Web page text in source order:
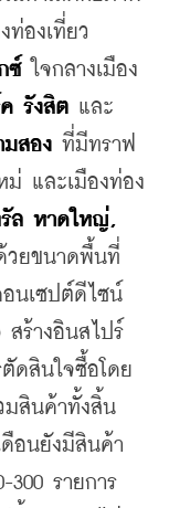
ท่องเที่ยว
ซ์
ใจกลางเมือง
รังสิต
มสอง ที่มีทราฟ
ม่ และเมืองท่อง
ล หาดใหญ่ ,
วยขนาดพื้นที่
นเซปต์ดีไซน์
สร้างอินสไปร์
ตัดสินใจซื้อโดย
มสินค้าทั้งสิ้น
ดือนยังมีสินค้า
300 รายการ